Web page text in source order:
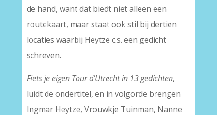
de hand, want dat biedt niet alleen een
routekaart, maar staat ook stil bij dertien
locaties waarbij Heytze c.s. een gedicht
schreven.
Fiets je eigen Tour d’Utrecht in 13 gedichten,
luidt de ondertitel, en in volgorde brengen
Ingmar Heytze, Vrouwkje Tuinman, Nanne